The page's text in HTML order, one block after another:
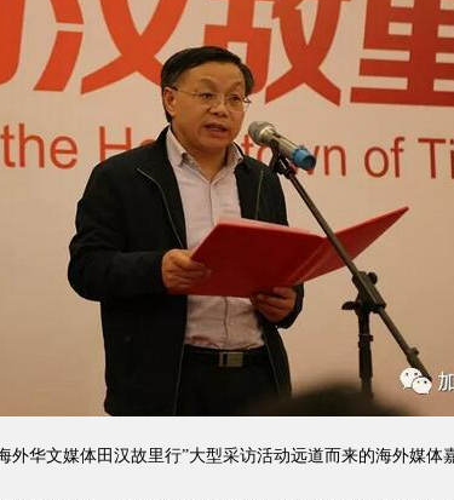
华文媒体田汉故里行”大型采访活动远道而来的海外媒体